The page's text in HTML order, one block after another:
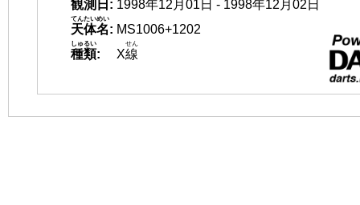
観測 日 : 1998年12月01日 - 1998年12月02日
天体名
てんたいめい
: MS1006+1202
種類
しゅるい
: X線
せん